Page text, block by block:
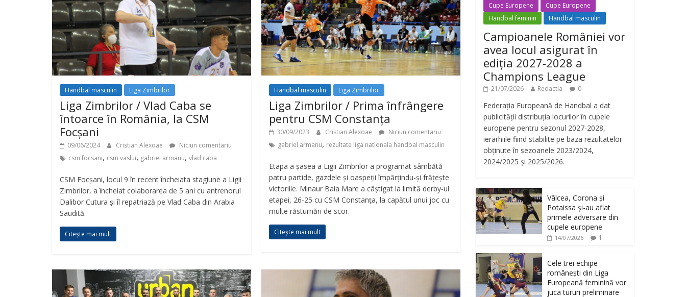
Handbal masculin Liga Zimbrilor
Liga Zimbrilor / Vlad Caba se
întoarce în România, la CSM
Focșani
09/06/2024 Cristian Alexoae
Niciun comentariu
csm focsani, csm vaslui, gabriel armanu, vlad caba
CSM Focșani, locul 9 în recent încheiata stagiune a Ligii
Zimbrilor, a încheiat colaborarea de 5 ani cu antrenorul
Dalibor Cutura și îl repatriază pe Vlad Caba din Arabia
Saudită.
Citește mai mult
Handbal masculin Liga Zimbrilor
Liga Zimbrilor / Prima înfrângere
pentru CSM Constanța
30/09/2023 Cristian Alexoae
Niciun comentariu
gabriel armanu, rezultate liga nationala handbal masculin
Etapa a șasea a Ligii Zimbrilor a programat sâmbătă
patru partide, gazdele și oaspeții împărțindu-și frățește
victoriile. Minaur Baia Mare a câștigat la limită derby-ul
etapei, 26-25 cu CSM Constanța, la capătul unui joc cu
multe răsturnări de scor.
Citește mai mult
Cupe Europene
Cupe Europene
Handbal feminin
Handbal masculin
Campioanele României vor
avea locul asigurat în
ediția 2027-2028 a
Champions League
21/07/2026 Redactia 0
Federația Europeană de Handbal a dat
publicității distribuția locurilor în cupele
europene pentru sezonul 2027-2028,
ierarhiile fiind stabilite pe baza rezultatelor
obținute în sezoanele 2023/2024,
2024/2025 și 2025/2026.
Vâlcea, Corona și
Potaissa și-au aflat
primele adversare din
cupele europene
14/07/2026 1
Cele trei echipe
românești din Liga
Europeană feminină vor
juca tururi preliminare